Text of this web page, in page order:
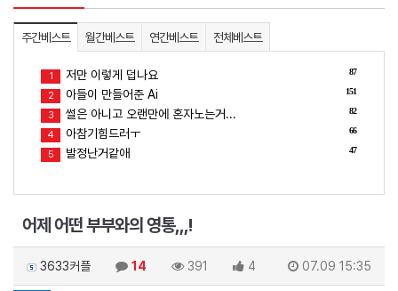
주간베스트 월간베스트 연간베스트 전체베스트
87
1 저만 이렇게 덥나요
151
2 아들이 만들어준 Ai
82
3 썰은 아니고 오랜만에 혼자노는거...
66
4 아참기힘드러ㅜ
47
5 발정난거같애
어제 어떤 부부와의 영통,,,!
3633커플 14 391 4 07.09 15:35